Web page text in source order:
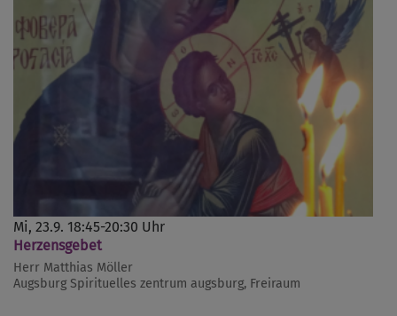
Mi, 23.9. 18:45-20:30 Uhr
Herzensgebet
Herr Matthias Möller
Augsburg Spirituelles zentrum augsburg, Freiraum